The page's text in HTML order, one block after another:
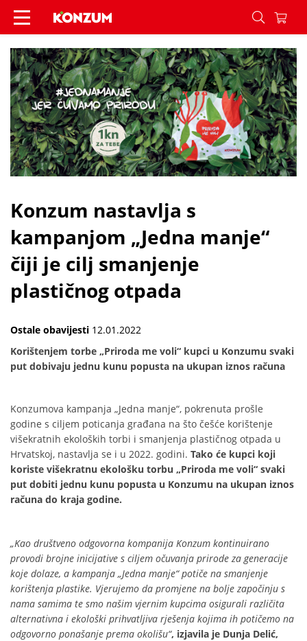
​Konzum nastavlja s kampanjom „Jedna manje“
​Konzum nastavlja s
kampanjom „Jedna manje“
čiji je cilj smanjenje
plastičnog otpada
Ostale obavijesti 12.01.2022
Korištenjem torbe „Priroda me voli“ kupci u Konzumu svaki
put dobivaju jednu kunu popusta na ukupan iznos računa
Konzumova kampanja „Jedna manje“, pokrenuta prošle
godine s ciljem poticanja građana na što češće korištenje
višekratnih ekoloških torbi i smanjenja plastičnog otpada u
Hrvatskoj, nastavlja se i u 2022. godini. Tako će kupci koji
koriste višekratnu ekološku torbu „Priroda me voli“ svaki
put dobiti jednu kunu popusta u Konzumu na ukupan iznos
računa do kraja godine.
„Kao društveno odgovorna kompanija Konzum kontinuirano
provodi brojne inicijative s ciljem očuvanja prirode za generacije
koje dolaze, a kampanja „Jedna manje“ potiče na smanjenje
korištenja plastike. Vjerujemo da promjene na bolje započinju s
nama samima te smo našim vjernim kupcima osigurali različita
alternativna i ekološki prihvatljiva rješenja kojima ih potičemo na
odgovorno ponašanje prema okolišu“, izjavila je Dunja Delić,